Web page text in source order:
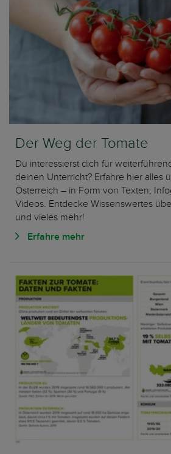
Der Weg der Tomate
Du interessierst dich für
deinen Unterricht? Erfahre hier alles
Österreich – in Form von Texten,
Videos. Entdecke Wissenswertes
und vieles mehr!
Erfahre mehr